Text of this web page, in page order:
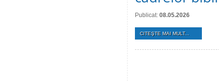
Publicat: 08.05.2026
CITEŞTE MAI MULT...